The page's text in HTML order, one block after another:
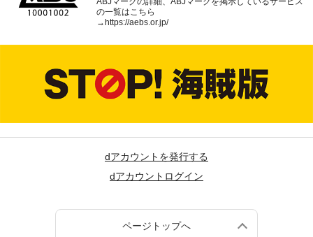
の一覧はこちら
→ https://aebs.or.jp/
dアカウントを発行する
dアカウントログイン
ページトップへ